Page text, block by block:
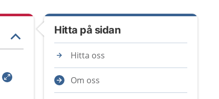
Hitta på sidan
Hitta oss
Om oss